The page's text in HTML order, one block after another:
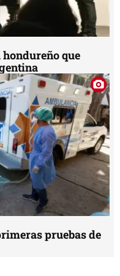
que
pruebas de